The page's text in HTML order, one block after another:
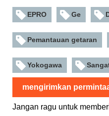
EPRO Ge
Pemantauan getaran
Yokogawa
mengirimkan
Jangan ragu untuk